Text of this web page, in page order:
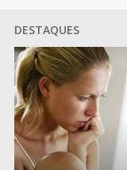
DESTAQUES